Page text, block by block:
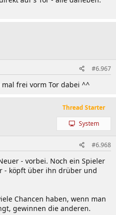
#6.967
frei vorm Tor dabei ^^
Thread Starter
System
#6.968
- vorbei. Noch ein Spieler
- köpft über ihn drüber und
Chancen haben, wenn man
gewinnen die anderen.